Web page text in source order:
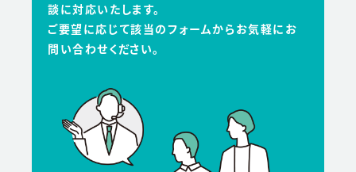
談に対応いたします。
ご要望に応じて該当のフォームからお気軽にお
問い合わせください。